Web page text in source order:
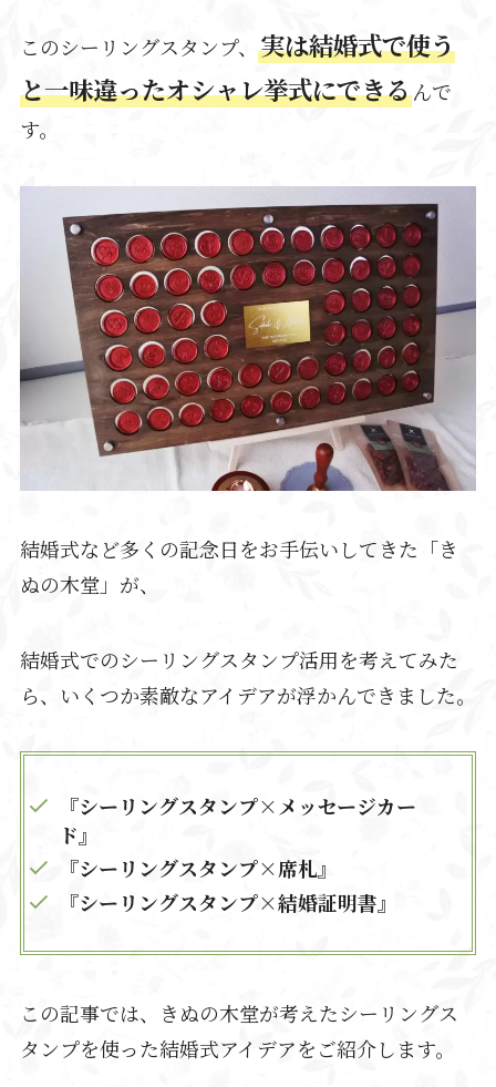
このシーリングスタンプ、 実は結婚式で使う
と一味違ったオシャレ挙式にできるんで
す。
結婚式など多くの記念日をお手伝いしてきた「き
ぬの木堂」が、
結婚式でのシーリングスタンプ活用を考えてみた
ら、いくつか素敵なアイデアが浮かんできました。
『シーリングスタンプ×メッセージカー
ド』
『シーリングスタンプ×席札』
『シーリングスタンプ×結婚証明書』
この記事では、きぬの木堂が考えたシーリングス
タンプを使った結婚式アイデアをご紹介します。